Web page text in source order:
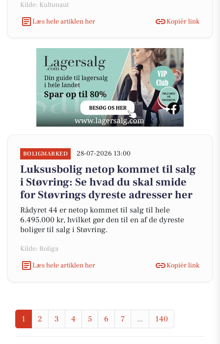
Kilde: Kultunaut
Læs hele artiklen her
Kopiér link
BOLIGMARKED 28-07-2026 13:00
Luksusbolig netop kommet til salg
i Støvring: Se hvad du skal smide
for Støvrings dyreste adresser her
Rådyret 44 er netop kommet til salg til hele
6.495.000 kr, hvilket gør den til en af de dyreste
boliger til salg i Støvring.
Kilde: Boliga
Læs hele artiklen her
Kopiér link
1 2 3 4 5 6 7 ... 140